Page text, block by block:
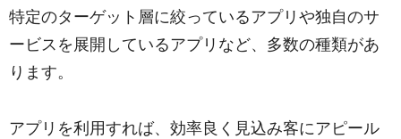
特定のターゲット層に絞っているアプリや独自のサ
ービスを展開しているアプリなど、多数の種類があ
ります。
アプリを利用すれば、効率良く見込み客にアピール